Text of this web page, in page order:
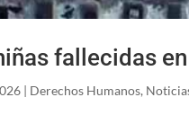
fallecidas
| Derechos Humanos,